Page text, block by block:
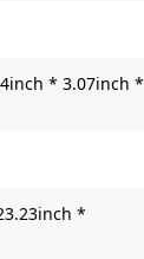
* 3.07inch *
*